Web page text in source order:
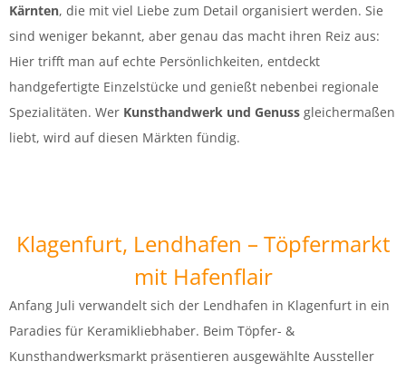
Kärnten, die mit viel Liebe zum Detail organisiert werden. Sie
sind weniger bekannt, aber genau das macht ihren Reiz aus:
Hier trifft man auf echte Persönlichkeiten, entdeckt
handgefertigte Einzelstücke und genießt nebenbei regionale
Spezialitäten. Wer Kunsthandwerk und Genuss gleichermaßen
liebt, wird auf diesen Märkten fündig.
Klagenfurt, Lendhafen – Töpfermarkt
mit Hafenflair
Anfang Juli verwandelt sich der Lendhafen in Klagenfurt in ein
Paradies für Keramikliebhaber. Beim Töpfer- &
Kunsthandwerksmarkt präsentieren ausgewählte Aussteller